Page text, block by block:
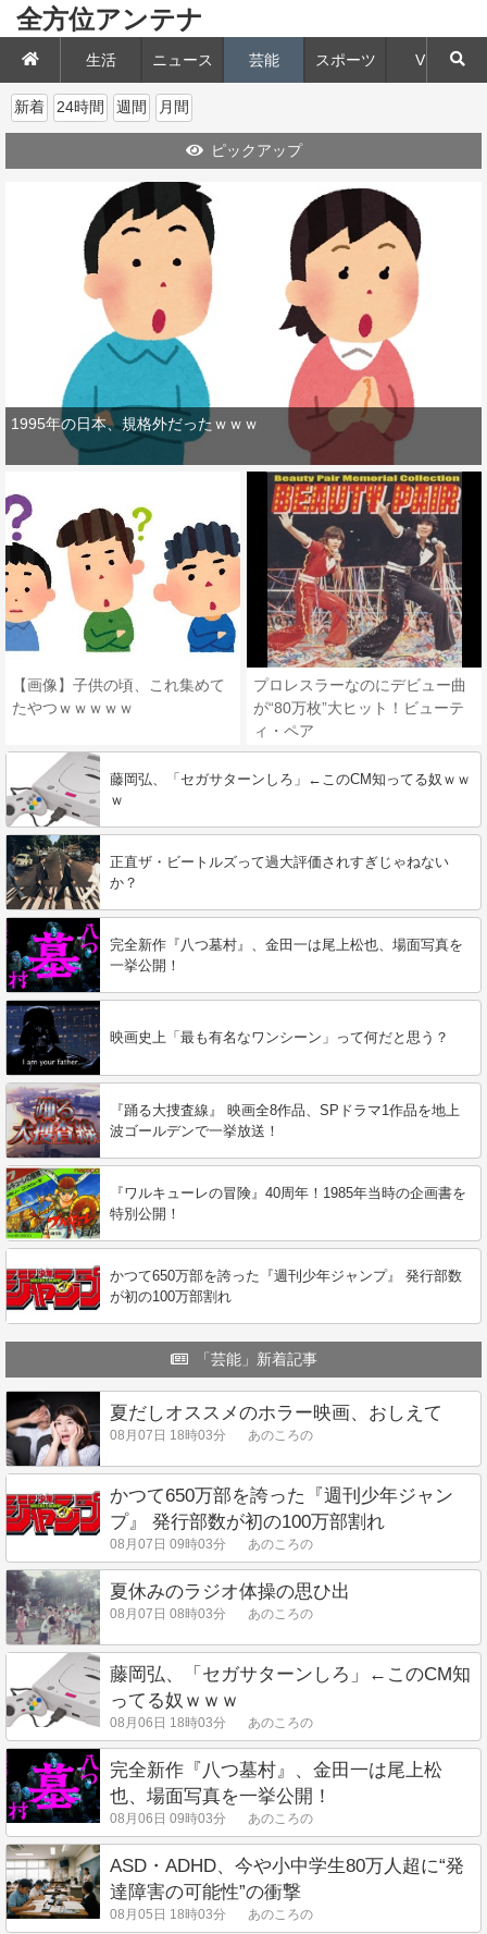
全方位アンテナ
生活 ニュース 芸能 スポーツ VIP
新着 24時間 週間 月間
ピックアップ
1995年の日本、規格外だったｗｗｗ
【画像】子供の頃、これ集めて
たやつｗｗｗｗｗ
プロレスラーなのにデビュー曲
が“80万枚”大ヒット！ビューテ
ィ・ペア
藤岡弘、「セガサターンしろ」←このCM知ってる奴ｗｗ
ｗ
正直ザ・ビートルズって過大評価されすぎじゃねない
か？
完全新作『八つ墓村』、金田一は尾上松也、場面写真を
一挙公開！
映画史上「最も有名なワンシーン」って何だと思う？
『踊る大捜査線』 映画全8作品、SPドラマ1作品を地上
波ゴールデンで一挙放送！
『ワルキューレの冒険』40周年！1985年当時の企画書を
特別公開！
かつて650万部を誇った『週刊少年ジャンプ』 発行部数
が初の100万部割れ
「芸能」新着記事
夏だしオススメのホラー映画、おしえて
08月07日 18時03分 あのころの
かつて650万部を誇った『週刊少年ジャン
プ』 発行部数が初の100万部割れ
08月07日 09時03分 あのころの
夏休みのラジオ体操の思ひ出
08月07日 08時03分 あのころの
藤岡弘、「セガサターンしろ」←このCM知
ってる奴ｗｗｗ
08月06日 18時03分 あのころの
完全新作『八つ墓村』、金田一は尾上松
也、場面写真を一挙公開！
08月06日 09時03分 あのころの
ASD・ADHD、今や小中学生80万人超に“発
達障害の可能性”の衝撃
08月05日 18時03分 あのころの